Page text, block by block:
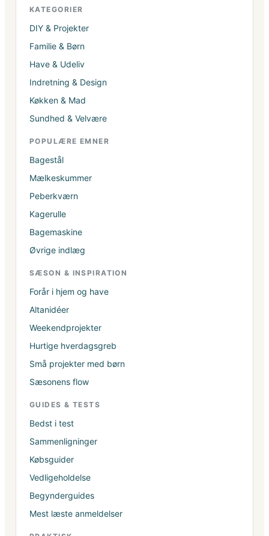
KATEGORIER
DIY & Projekter
Familie & Børn
Have & Udeliv
Indretning & Design
Køkken & Mad
Sundhed & Velvære
POPULÆRE EMNER
Bagestål
Mælkeskummer
Peberkværn
Kagerulle
Bagemaskine
Øvrige indlæg
SÆSON & INSPIRATION
Forår i hjem og have
Altanidéer
Weekendprojekter
Hurtige hverdagsgreb
Små projekter med børn
Sæsonens flow
GUIDES & TESTS
Bedst i test
Sammenligninger
Købsguider
Vedligeholdelse
Begynderguides
Mest læste anmeldelser